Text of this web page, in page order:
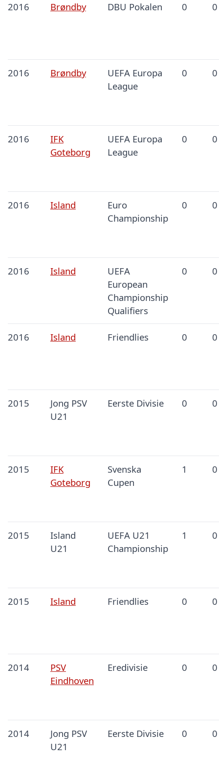
2016 Brøndby DBU Pokalen 0 0
2016 Brøndby
UEFA Europa
League
0 0
2016
IFK
Goteborg
UEFA Europa
League
0 0
2016 Island
Euro
Championship
0 0
2016 Island
UEFA
European
Championship
Qualifiers
0 0
2016 Island Friendlies 0 0
2015
Jong PSV
U21
Eerste Divisie 0 0
2015
IFK
Goteborg
Svenska
Cupen
1 0
2015
Island
U21
UEFA U21
Championship
1 0
2015 Island Friendlies 0 0
2014
PSV
Eindhoven
Eredivisie 0 0
2014
Jong PSV
U21
Eerste Divisie 0 0